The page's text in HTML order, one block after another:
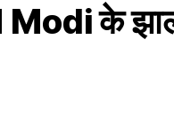
Modi के